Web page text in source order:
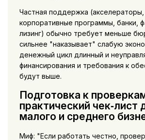
Частная поддержка (акселераторы,
корпоративные программы, банки,
лизинг) обычно требует меньше
сильнее "наказывает" слабую
денежный цикл длинный и
финансирования и требования к
будут выше.
Подготовка к
практический чек‑лист
малого и среднего
Миф: "Если работать честно,